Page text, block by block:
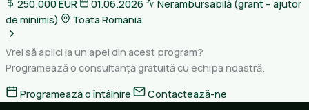
250.000 EUR
01.06.2026
Nerambursabilă (grant – ajutor
de minimis)
Toata Romania
Vrei să aplici la un apel din acest program?
Programează o consultanță gratuită cu echipa noastră.
Programează o întâlnire
Contactează-ne